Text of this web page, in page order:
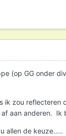
(op GG onder
zou reflecteren
aan anderen. Ik
allen de keuze.....